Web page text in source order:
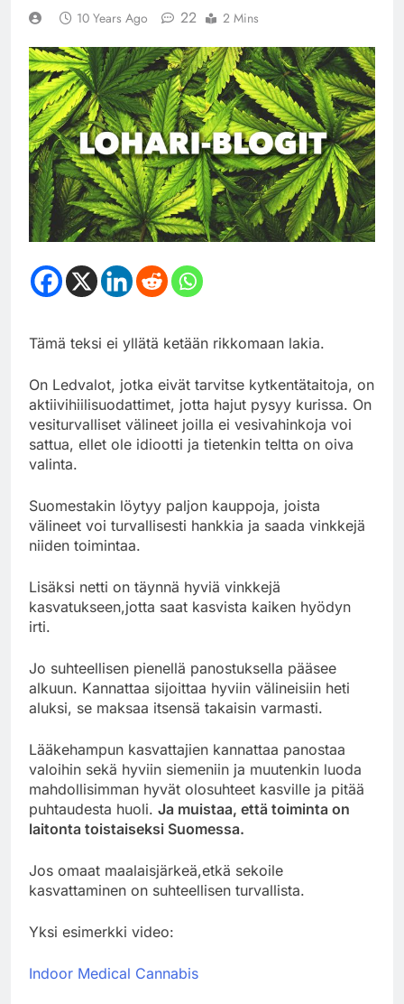
10 Years Ago 22 2 Mins
Tämä teksi ei yllätä ketään rikkomaan lakia.
On Ledvalot, jotka eivät tarvitse kytkentätaitoja, on
aktiivihiilisuodattimet, jotta hajut pysyy kurissa. On
vesiturvalliset välineet joilla ei vesivahinkoja voi
sattua, ellet ole idiootti ja tietenkin teltta on oiva
valinta.
Suomestakin löytyy paljon kauppoja, joista
välineet voi turvallisesti hankkia ja saada vinkkejä
niiden toimintaa.
Lisäksi netti on täynnä hyviä vinkkejä
kasvatukseen,jotta saat kasvista kaiken hyödyn
irti.
Jo suhteellisen pienellä panostuksella pääsee
alkuun. Kannattaa sijoittaa hyviin välineisiin heti
aluksi, se maksaa itsensä takaisin varmasti.
Lääkehampun kasvattajien kannattaa panostaa
valoihin sekä hyviin siemeniin ja muutenkin luoda
mahdollisimman hyvät olosuhteet kasville ja pitää
puhtaudesta huoli. Ja muistaa, että toiminta on
laitonta toistaiseksi Suomessa.
Jos omaat maalaisjärkeä,etkä sekoile
kasvattaminen on suhteellisen turvallista.
Yksi esimerkki video:
Indoor Medical Cannabis